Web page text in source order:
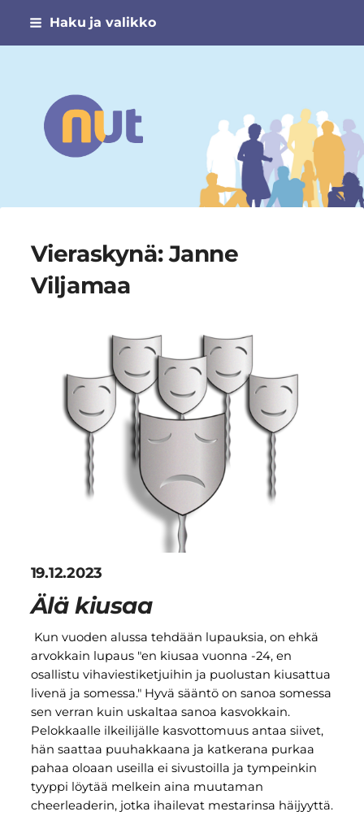
Siirry
Haku ja valikko
Narsismin uhrien tuki ry
Vieraskynä: Janne
Viljamaa
19.12.2023
Älä kiusaa
Kun vuoden alussa tehdään lupauksia, on ehkä
arvokkain lupaus "en kiusaa vuonna -24, en
osallistu vihaviestiketjuihin ja puolustan kiusattua
livenä ja somessa." Hyvä sääntö on sanoa somessa
sen verran kuin uskaltaa sanoa kasvokkain.
Pelokkaalle ilkeilijälle kasvottomuus antaa siivet,
hän saattaa puuhakkaana ja katkerana purkaa
pahaa oloaan useilla ei sivustoilla ja tympeinkin
tyyppi löytää melkein aina muutaman
cheerleaderin, jotka ihailevat mestarinsa häijyyttä.